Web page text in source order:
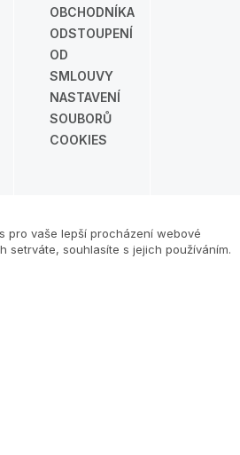
OBCHODNÍKA
ODSTOUPENÍ
OD
SMLOUVY
NASTAVENÍ
SOUBORŮ
COOKIES
pro vaše lepší procházení webové
setrváte, souhlasíte s jejich používáním.